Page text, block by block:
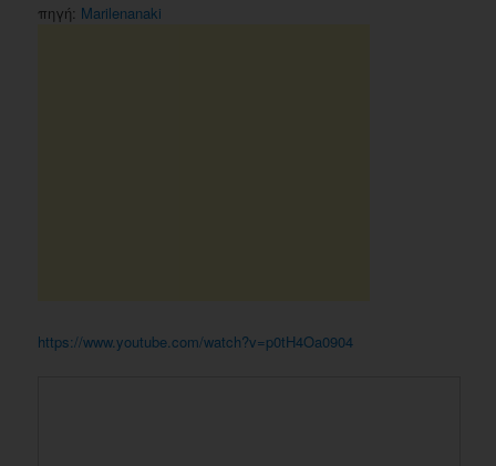
πηγή: Marilenanaki
https://www.youtube.com/watch?v=p0tH4Oa0904